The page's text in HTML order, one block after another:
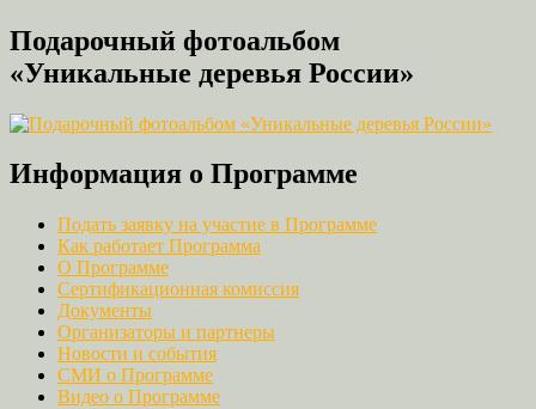
Подарочный фотоальбом
«Уникальные деревья России»
Информация о Программе
Подать заявку на участие в Программе
Как работает Программа
О Программе
Сертификационная комиссия
Документы
Организаторы и партнеры
Новости и события
СМИ о Программе
Видео о Программе